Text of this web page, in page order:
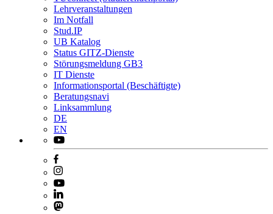
Lehrveranstaltungen
Im Notfall
Stud.IP
UB Katalog
Status GITZ-Dienste
Störungsmeldung GB3
IT Dienste
Informationsportal (Beschäftigte)
Beratungsnavi
Linksammlung
DE
EN